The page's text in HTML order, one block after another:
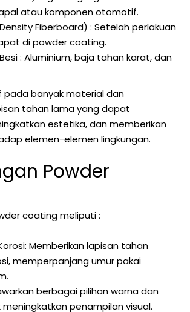
atau komponen otomotif.
Fiberboard) : Setelah perlakuan
di powder coating.
: Aluminium, baja tahan karat, dan
pada banyak material dan
tahan lama yang dapat
estetika, dan memberikan
elemen-elemen lingkungan.
Powder
coating meliputi :
Memberikan lapisan tahan
memperpanjang umur pakai
berbagai pilihan warna dan
meningkatkan penampilan visual.